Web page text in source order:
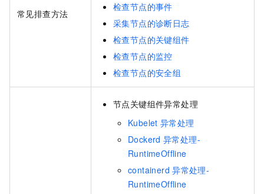
常见排查方法
检查节点的事件
采集节点的诊断日志
检查节点的关键组件
检查节点的监控
检查节点的安全组
节点关键组件异常处理
Kubelet 异常处理
Dockerd 异常处理-
RuntimeOffline
containerd 异常处理-
RuntimeOffline